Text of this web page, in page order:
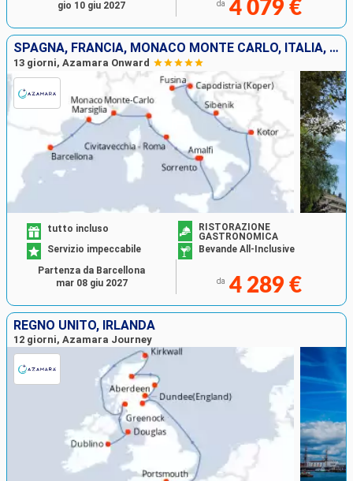
da 4 079 €
gio 10 giu 2027
SPAGNA, FRANCIA, MONACO MONTE CARLO, ITALIA, MONTENEGRO, CROAZIA, SLOVENIA
13 giorni, Azamara Onward
tutto incluso
RISTORAZIONE
GASTRONOMICA
Servizio impeccabile
Bevande All-Inclusive
da 4 289 €
Partenza da Barcellona
mar 08 giu 2027
REGNO UNITO, IRLANDA
12 giorni, Azamara Journey